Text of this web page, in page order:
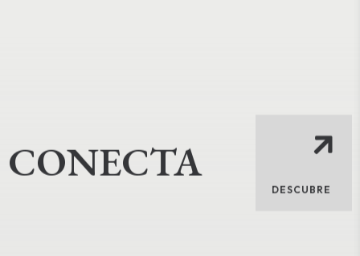
CONECTA
DESCUBRE